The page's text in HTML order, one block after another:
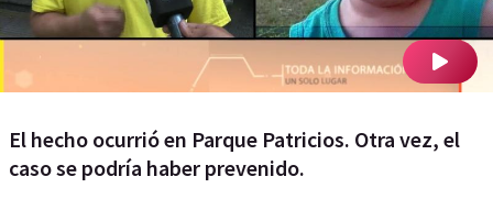
El hecho ocurrió en Parque Patricios. Otra vez, el
caso se podría haber prevenido.